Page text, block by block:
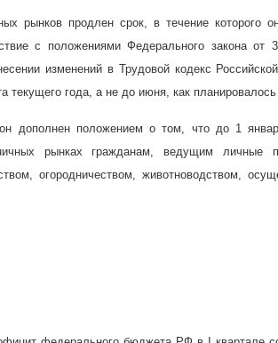
рынков продлен срок, в течение которого
с положениями Федерального закона от
изменений в Трудовой кодекс
текущего года, а не до июня, как
дополнен положением о том, что до 1
рынках гражданам, ведущим личные
огородничеством, животноводством,